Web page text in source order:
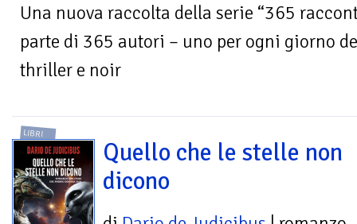
Una nuova raccolta della serie “365
parte di 365 autori – uno per ogni giorno
thriller e noir
LIBRI
Quello che le stelle non
dicono